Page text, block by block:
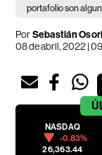
portafolio son
PorSebastián
08 de abril, 2022 |
NASDAQ
-0.83%
26,363.44